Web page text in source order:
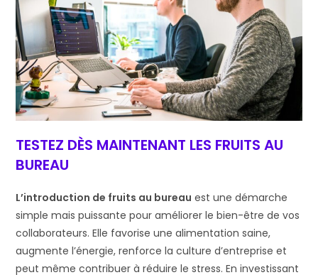
TESTEZ DÈS MAINTENANT LES FRUITS AU
BUREAU
L’introduction de fruits au bureau est une démarche
simple mais puissante pour améliorer le bien-être de vos
collaborateurs. Elle favorise une alimentation saine,
augmente l’énergie, renforce la culture d’entreprise et
peut même contribuer à réduire le stress. En investissant